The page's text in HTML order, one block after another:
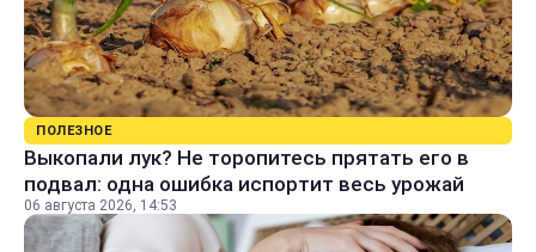
ПОЛЕЗНОЕ
Выкопали лук? Не торопитесь прятать его в
подвал: одна ошибка испортит весь урожай
06 августа 2026, 14:53